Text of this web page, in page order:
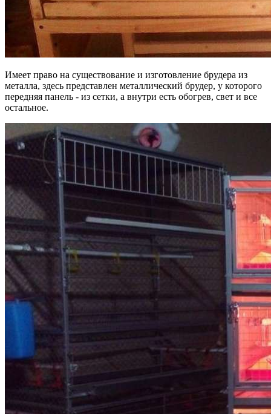
Имеет право на существование и изготовление брудера из
металла, здесь представлен металлический брудер, у которого
передняя панель - из сетки, а внутри есть обогрев, свет и все
остальное.